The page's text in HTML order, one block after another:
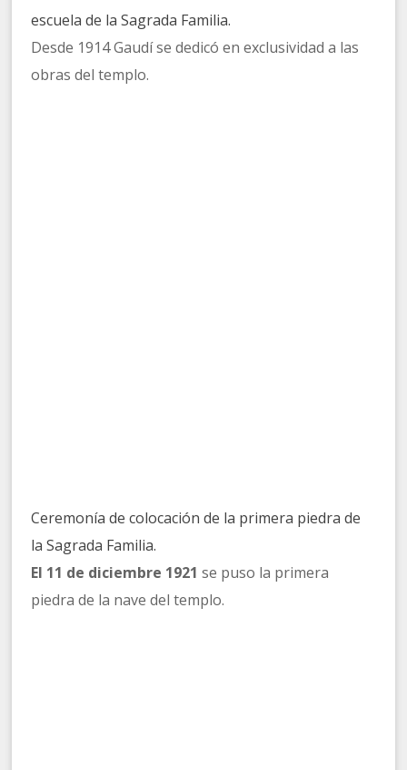
escuela de la Sagrada Familia.
Desde 1914 Gaudí se dedicó en exclusividad a las
obras del templo.
Ceremonía de colocación de la primera piedra de
la Sagrada Familia.
El 11 de diciembre 1921 se puso la primera
piedra de la nave del templo.